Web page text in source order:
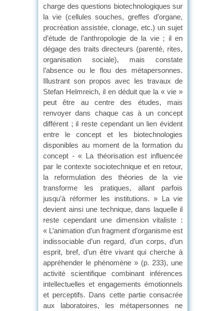
charge des questions biotechnologiques sur
la vie (cellules souches, greffes d’organe,
procréation assistée, clonage, etc.) un sujet
d’étude de l’anthropologie de la vie ; il en
dégage des traits directeurs (parenté, rites,
organisation sociale), mais constate
l’absence ou le flou des métapersonnes.
Illustrant son propos avec les travaux de
Stefan Helmreich, il en déduit que la « vie »
peut être au centre des études, mais
renvoyer dans chaque cas à un concept
différent ; il reste cependant un lien évident
entre le concept et les biotechnologies
disponibles au moment de la formation du
concept - « La théorisation est influencée
par le contexte sociotechnique et en retour,
la reformulation des théories de la vie
transforme les pratiques, allant parfois
jusqu’à réformer les institutions. » La vie
devient ainsi une technique, dans laquelle il
reste cependant une dimension vitaliste :
« L’animation d’un fragment d’organisme est
indissociable d’un regard, d’un corps, d’un
esprit, bref, d’un être vivant qui cherche à
appréhender le phénomène » (p. 233), une
activité scientifique combinant inférences
intellectuelles et engagements émotionnels
et perceptifs. Dans cette partie consacrée
aux laboratoires, les métapersonnes ne